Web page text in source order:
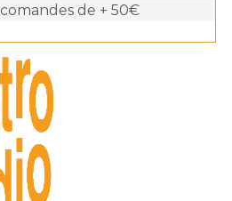
de + 50€